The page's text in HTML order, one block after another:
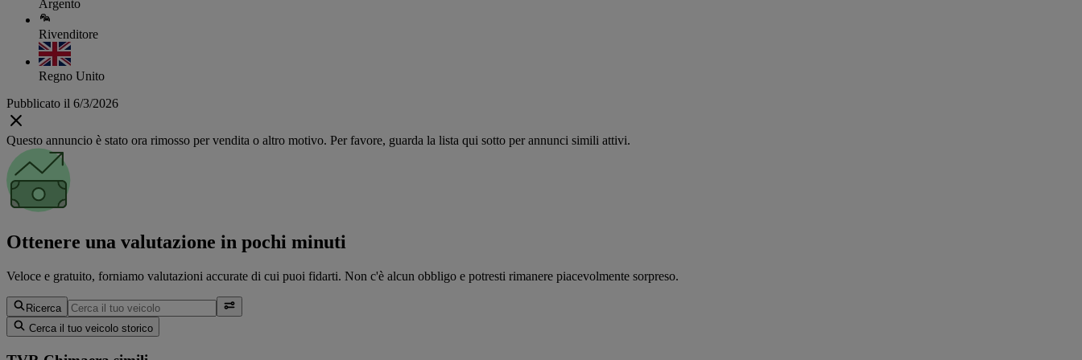
Argento
Rivenditore
Regno Unito
Pubblicato il 6/3/2026
Questo annuncio è stato ora rimosso per vendita o altro motivo. Per favore, guarda la lista qui sotto per annunci simili attivi.
Ottenere una valutazione in pochi minuti
Veloce e gratuito, forniamo valutazioni accurate di cui puoi fidarti. Non c'è alcun obbligo e potresti rimanere piacevolmente sorpreso.
Ricerca
Cerca il tuo veicolo storico